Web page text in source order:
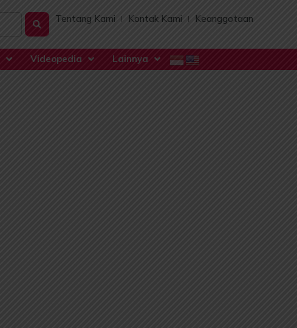
Tentang Kami Kontak Kami Keanggotaan
Videopedia Lainnya